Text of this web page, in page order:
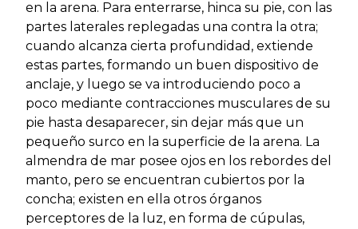
en la arena. Para enterrarse, hinca su pie, con las
partes laterales replegadas una contra la otra;
cuando alcanza cierta profundidad, extiende
estas partes, formando un buen dispositivo de
anclaje, y luego se va introduciendo poco a
poco mediante contracciones musculares de su
pie hasta desaparecer, sin dejar más que un
pequeño surco en la superficie de la arena. La
almendra de mar posee ojos en los rebordes del
manto, pero se encuentran cubiertos por la
concha; existen en ella otros órganos
perceptores de la luz, en forma de cúpulas,